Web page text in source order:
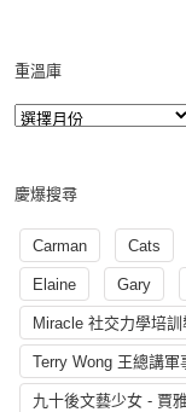
重溫庫
慶爆搜尋
Carman Cats
Elaine Gary
Miracle 社交力學培訓
Terry Wong 王總講
九十後文藝少女 - 賈